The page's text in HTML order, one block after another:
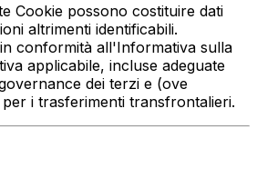
Cookie possono costituire dati
altrimenti identificabili.
conformità all'Informativa sulla
applicabile, incluse adeguate
dei terzi e (ove
i trasferimenti transfrontalieri.